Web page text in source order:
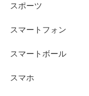
スポーツ
スマートフォン
スマートボール
スマホ